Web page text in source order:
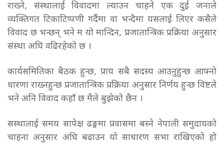
राख्ने, संस्थालाई विवादमा ल्याउन चाहने एक दुई जनाले
व्यक्तिगत टिकाटिप्पणी गर्दैमा वा भन्दैमा यसलाई लिएर कसैले
विवाद छ भन्छन् भने म यो मान्दिन, प्रजातान्त्रिक प्रक्रिया अनुसार
संस्था अघि वढिरहेको छ ।
कार्यसमितिका बैठक हुन्छ, प्राय सबै सदस्य आउनुहुन्छ आफ्नो
धारणा राख्नहुन्छ प्रजातान्त्रिक प्रक्रिया अनुसार निर्णय हुन्छ विष्टले
भने अनि विवाद कहाँ छ मैले बुझेको छैन ।
सस्थालाई समय सापेक्ष ढङ्गमा प्रवासमा बस्ने नेपाली समुदायको
चाहना अनुसार अघि बढाउन यो साधारण सभा राखिएको हो